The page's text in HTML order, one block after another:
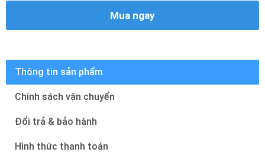
Mua ngay
Thông tin sản phẩm
Chính sách vận chuyển
Đổi trả & bảo hành
Hình thức thanh toán